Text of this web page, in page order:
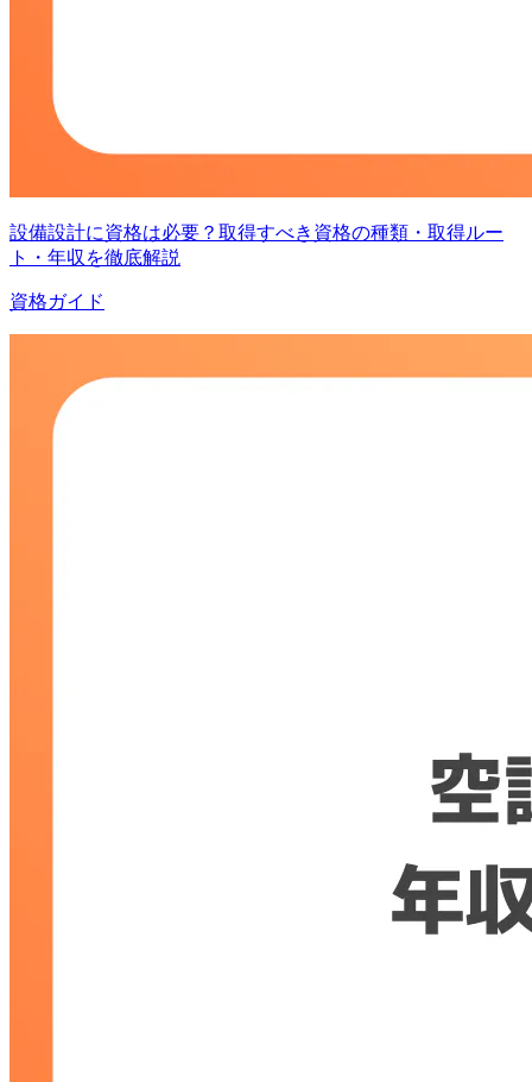
設備設計に資格は必要？取得すべき資格の種類・取得ルー
ト・年収を徹底解説
資格ガイド